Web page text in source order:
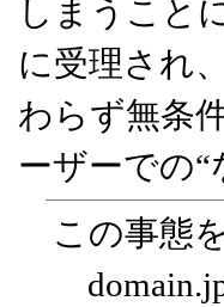
しまうこと
に受理され
わらず無条
ーザーでの
この事態